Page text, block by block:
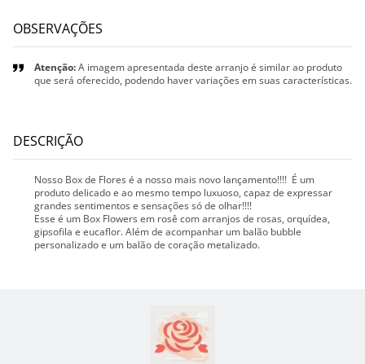
OBSERVAÇÕES
Atenção:A imagem apresentada deste arranjo é similar ao produto
que será oferecido, podendo haver variações em suas características.
DESCRIÇÃO
Nosso Box de Flores é a nosso mais novo lançamento!!!! É um
produto delicado e ao mesmo tempo luxuoso, capaz de expressar
grandes sentimentos e sensações só de olhar!!!!
Esse é um Box Flowers em rosê com arranjos de rosas, orquídea,
gipsofila e eucaflor. Além de acompanhar um balão bubble
personalizado e um balão de coração metalizado.